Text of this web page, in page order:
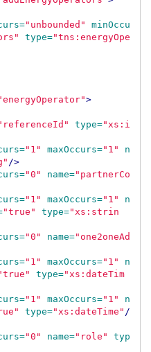
"unbounded"
minOccu
type="tns:energyOpe
>
type="xs:i
"1" maxOccurs="1"
n
/>
"0" name="partnerCo
"1" maxOccurs="1"
n
"true" type="xs:strin
"0" name="one2oneAd
"1" maxOccurs="1"
n
type="xs:dateTim
"1" maxOccurs="1"
n
type="xs:dateTime" /
"0" name="role"
typ